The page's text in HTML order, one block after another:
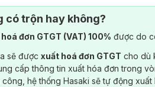
có trộn hay không?
đơn GTGT (VAT) 100% được do
sẽ được xuất hoá đơn GTGT cho dù
cấp thông tin xuất hóa đơn trong
hệ thống Hasaki sẽ tự động